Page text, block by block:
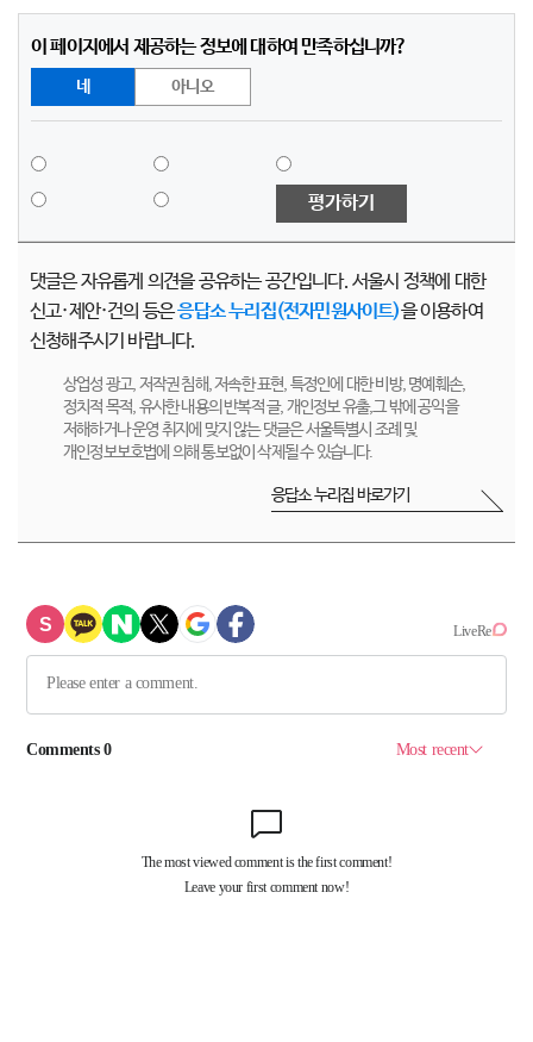
이 페이지에서 제공하는 정보에 대하여 만족하십니까?
네 아니오
평가하기
댓글은 자유롭게 의견을 공유하는 공간입니다. 서울시 정책에 대한
신고·제안·건의 등은응답소 누리집(전자민원사이트)을 이용하여
신청해주시기 바랍니다.
상업성 광고, 저작권 침해, 저속한 표현, 특정인에 대한 비방, 명예훼손,
정치적 목적, 유사한 내용의 반복적 글, 개인정보 유출,그 밖에 공익을
저해하거나 운영 취지에 맞지 않는 댓글은 서울특별시 조례 및
개인정보보호법에 의해 통보없이 삭제될 수 있습니다.
응답소 누리집 바로가기